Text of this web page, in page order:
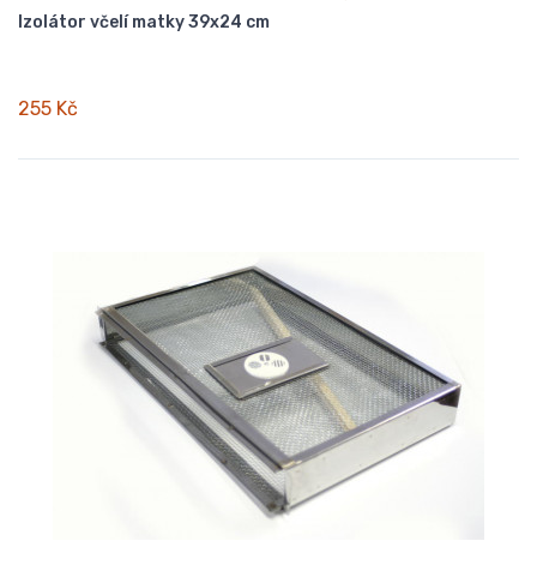
Izolátor včelí matky 39x24 cm
255 Kč